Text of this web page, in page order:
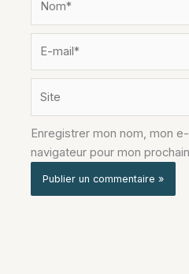
Enregistrer mon nom, mon
navigateur pour mon